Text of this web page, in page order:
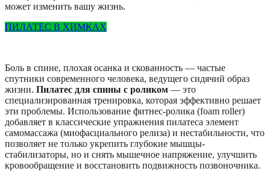
может изменить вашу жизнь.
ПИЛАТЕС В ХИМКАХ
Боль в спине, плохая осанка и скованность — частые
спутники современного человека, ведущего сидячий образ
жизни. Пилатес для спины с роликом — это
специализированная тренировка, которая эффективно решает
эти проблемы. Использование фитнес-ролика (foam roller)
добавляет в классические упражнения пилатеса элемент
самомассажа (миофасциального релиза) и нестабильности, что
позволяет не только укрепить глубокие мышцы-
стабилизаторы, но и снять мышечное напряжение, улучшить
кровообращение и восстановить подвижность позвоночника.